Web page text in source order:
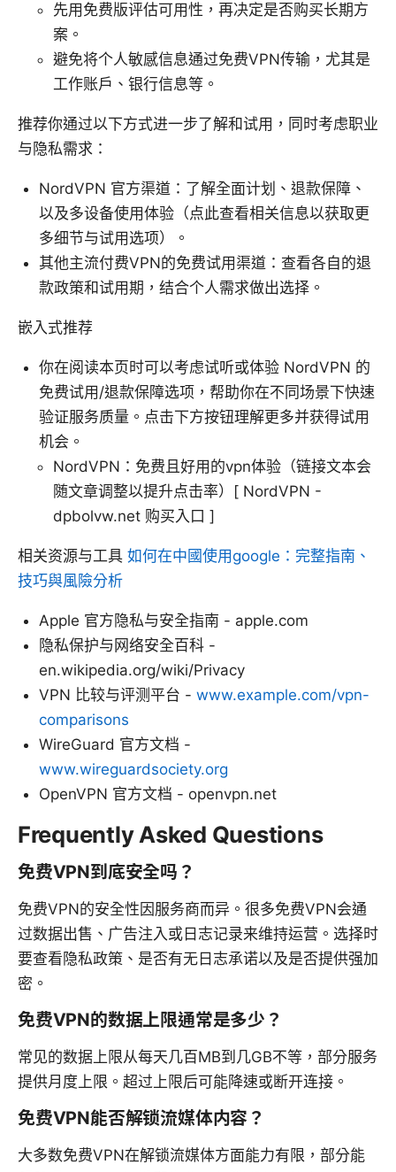
先用免费版评估可用性，再决定是否购买长期方
案。
避免将个人敏感信息通过免费VPN传输，尤其是
工作账户、银行信息等。
推荐你通过以下方式进一步了解和试用，同时考虑职业
与隐私需求：
NordVPN 官方渠道：了解全面计划、退款保障、
以及多设备使用体验（点此查看相关信息以获取更
多细节与试用选项）。
其他主流付费VPN的免费试用渠道：查看各自的退
款政策和试用期，结合个人需求做出选择。
嵌入式推荐
你在阅读本页时可以考虑试听或体验 NordVPN 的
免费试用/退款保障选项，帮助你在不同场景下快速
验证服务质量。点击下方按钮理解更多并获得试用
机会。
NordVPN：免费且好用的vpn体验（链接文本会
随文章调整以提升点击率）[ NordVPN -
dpbolvw.net 购买入口 ]
相关资源与工具 如何在中國使用google：完整指南、
技巧與風險分析
Apple 官方隐私与安全指南 - apple.com
隐私保护与网络安全百科 -
en.wikipedia.org/wiki/Privacy
VPN 比较与评测平台 - www.example.com/vpn-
comparisons
WireGuard 官方文档 -
www.wireguardsociety.org
OpenVPN 官方文档 - openvpn.net
Frequently Asked Questions
免费VPN到底安全吗？
免费VPN的安全性因服务商而异。很多免费VPN会通
过数据出售、广告注入或日志记录来维持运营。选择时
要查看隐私政策、是否有无日志承诺以及是否提供强加
密。
免费VPN的数据上限通常是多少？
常见的数据上限从每天几百MB到几GB不等，部分服务
提供月度上限。超过上限后可能降速或断开连接。
免费VPN能否解锁流媒体内容？
大多数免费VPN在解锁流媒体方面能力有限，部分能